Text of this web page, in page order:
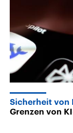
Sicherheit von
Grenzen von